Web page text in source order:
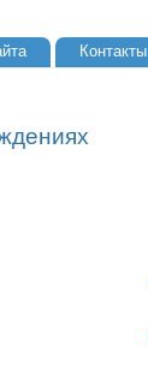
Контакты